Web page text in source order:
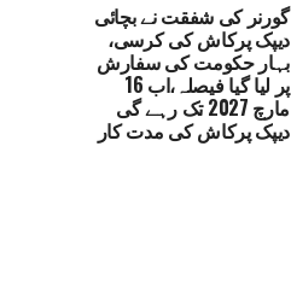
گورنر کی شفقت نے بچائی
دیپک پرکاش کی کرسی،
بہار حکومت کی سفارش
پر لیا گیا فیصلہ،اب 16
مارچ 2027 تک رہے گی
دیپک پرکاش کی مدت کار